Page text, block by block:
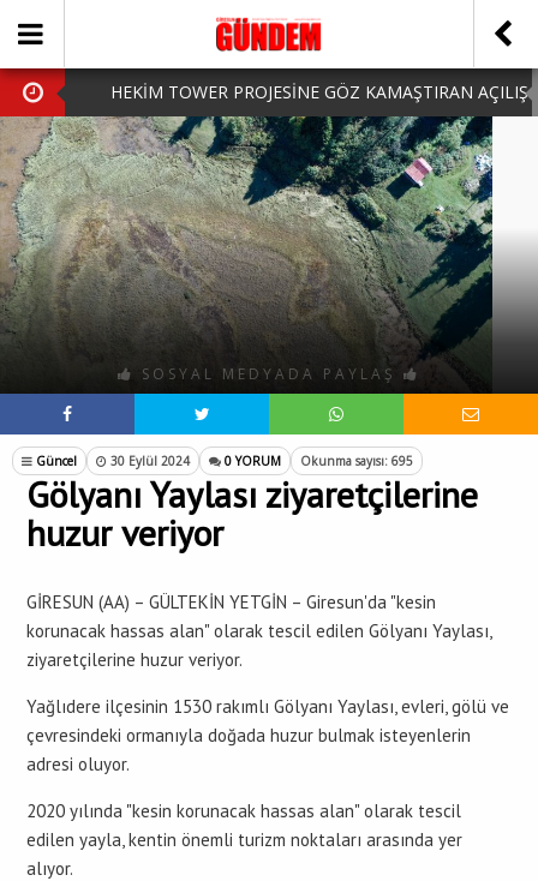
HEKİM TOWER PROJESİNE GÖZ KAMAŞTIRAN AÇILIŞ
AK PARTİ’DE YENİ YÜZLER
iPhone Arka Cam Değişimi ile Cihazınızı Koruyun
Hafta Sonu Şanlıurfa Çıkışlı Turlar Alternatifleri
HARUN CİCİ: VİDEOYU GÖRÜNCE GÖZLERİM DOLDU
SOSYAL MEDYADA PAYLAŞ
Güncel 30 Eylül 2024 0 YORUM Okunma sayısı: 695
Gölyanı Yaylası ziyaretçilerine
huzur veriyor
GİRESUN (AA) – GÜLTEKİN YETGİN – Giresun'da "kesin
korunacak hassas alan" olarak tescil edilen Gölyanı Yaylası,
ziyaretçilerine huzur veriyor.
Yağlıdere ilçesinin 1530 rakımlı Gölyanı Yaylası, evleri, gölü ve
çevresindeki ormanıyla doğada huzur bulmak isteyenlerin
adresi oluyor.
2020 yılında "kesin korunacak hassas alan" olarak tescil
edilen yayla, kentin önemli turizm noktaları arasında yer
alıyor.